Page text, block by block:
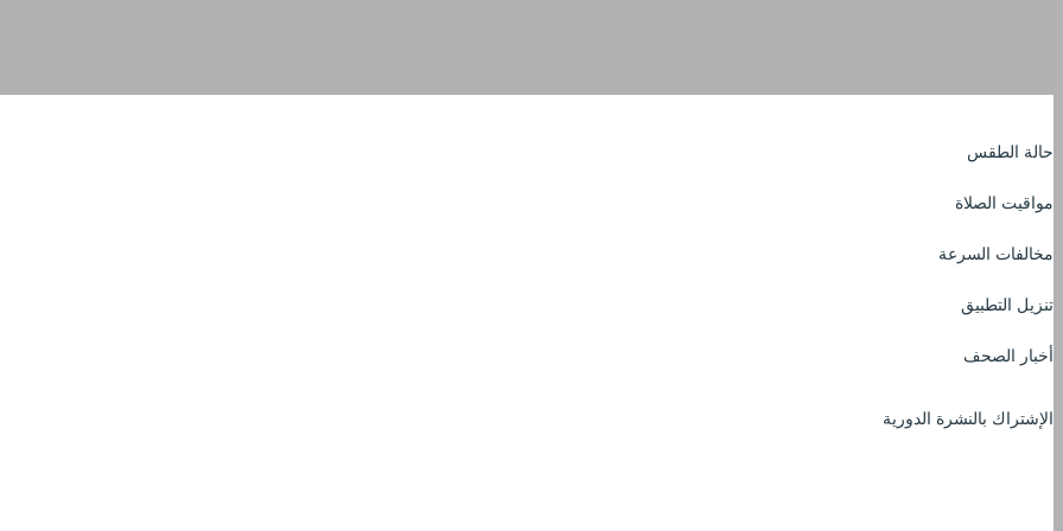
حالة الطقس
مواقيت الصلاة
مخالفات السرعة
تنزيل التطبيق
أخبار الصحف
الإشتراك بالنشرة الدورية